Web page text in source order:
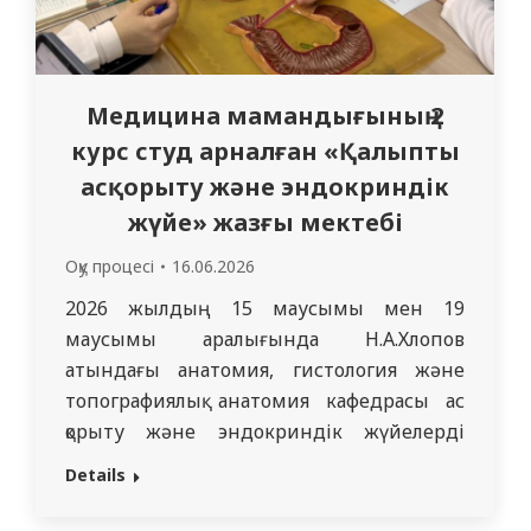
Медицина мамандығының 2
курс студ арналған «Қалыпты
асқорыту және эндокриндік
жүйе» жазғы мектебі
Оқу процесі 16.06.2026
2026 жылдың 15 маусымы мен 19
маусымы аралығында Н.А.Хлопов
атындағы анатомия, гистология және
топографиялық анатомия кафедрасы ас
қорыту және эндокриндік жүйелерді
зерттеуге арналған «Анатомия» пәні
Details